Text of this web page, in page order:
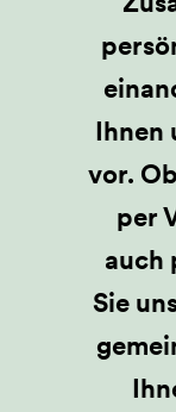
Ihnen
vor.
per
auch
Sie